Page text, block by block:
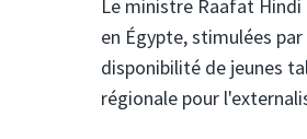
Le ministre Raafat
en Égypte, stimulées
disponibilité de jeunes
régionale pour